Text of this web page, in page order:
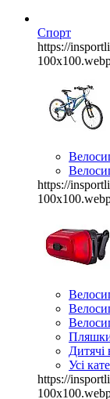
Спорт
https://
https://
Пляшки
Дитячі
Усі
https://